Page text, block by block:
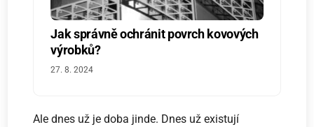
Jak správně ochránit povrch kovových
výrobků?
27. 8. 2024
Ale dnes už je doba jinde. Dnes už existují